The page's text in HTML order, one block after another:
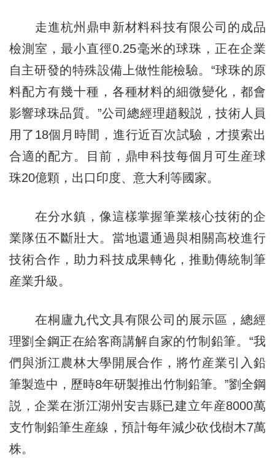
走進杭州鼎申新材料科技有限公司的成品
檢測室，最小直徑0.25毫米的球珠，正在企業
自主研發的特殊設備上做性能檢驗。“球珠的原
料配方有幾十種，各種材料的細微變化，都會
影響球珠品質。”公司總經理趙毅説，技術人員
用了18個月時間，進行近百次試驗，才摸索出
合適的配方。目前，鼎申科技每個月可生産球
珠20億顆，出口印度、意大利等國家。
在分水鎮，像這樣掌握筆業核心技術的企
業隊伍不斷壯大。當地還通過與相關高校進行
技術合作，助力科技成果轉化，推動傳統制筆
産業升級。
在桐廬九代文具有限公司的展示區，總經
理劉全鋼正在給客商講解自家的竹制鉛筆。“我
們與浙江農林大學開展合作，將竹産業引入鉛
筆製造中，歷時8年研製推出竹制鉛筆。”劉全鋼
説，企業在浙江湖州安吉縣已建立年産8000萬
支竹制鉛筆生産線，預計每年減少砍伐樹木7萬
株。